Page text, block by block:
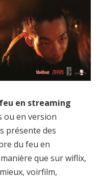
feu en streaming
ou en version
présente des
du feu en
que sur wiflix,
voirfilm,